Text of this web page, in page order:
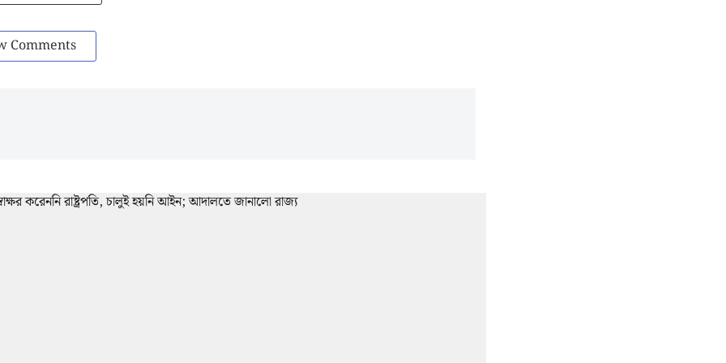
Comments